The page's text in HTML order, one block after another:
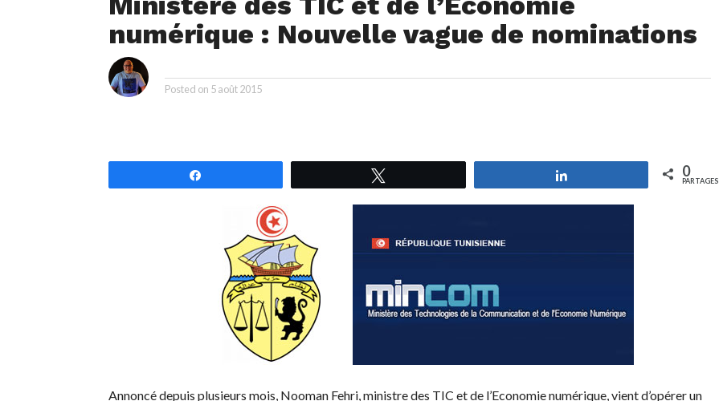
numérique : Nouvelle vague de nominations
Posted on 5 août 2015
0
PARTAGES
Annoncé depuis plusieurs mois, Nooman Fehri, ministre des TIC et de l’Economie numérique, vient d’opérer un